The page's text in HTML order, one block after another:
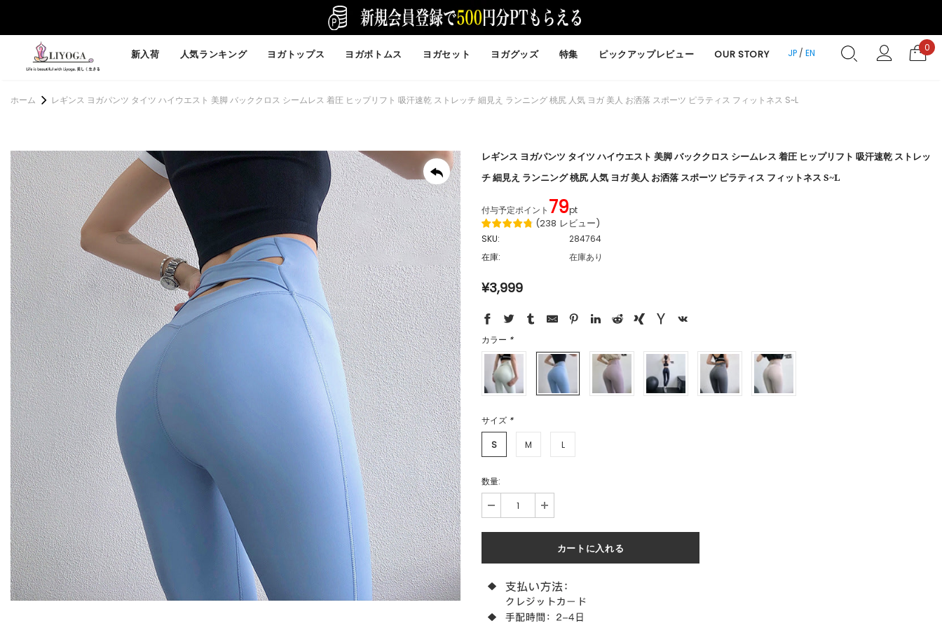
新入荷 人気ランキング ヨガトップス ヨガボトムス ヨガセット ヨガグッズ 特集 ピックアップレビュー OUR STORY JP/ EN 0
ホーム レギンス ヨガパンツ タイツ ハイウエスト 美脚 バッククロス シームレス 着圧 ヒップリフト 吸汗速乾 ストレッチ 細見え ランニング 桃尻 人気 ヨガ 美人 お洒落 スポーツ ピラティス フィットネス S~L
レギンス ヨガパンツ タイツ ハイウエスト 美脚 バッククロス シームレス 着圧 ヒップリフト 吸汗速乾 ストレッ
チ 細見え ランニング 桃尻 人気 ヨガ 美人 お洒落 スポーツ ピラティス フィットネス S~L
付与予定ポイント 79pt
(238 レビュー)
SKU:
284764
在庫:
在庫あり
¥3,999
カラー *
サイズ *
S M L
数量: